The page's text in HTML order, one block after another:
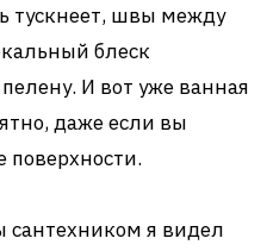
тускнеет, швы между
блеск
И вот уже ванная
даже если вы
поверхности.
сантехником я видел